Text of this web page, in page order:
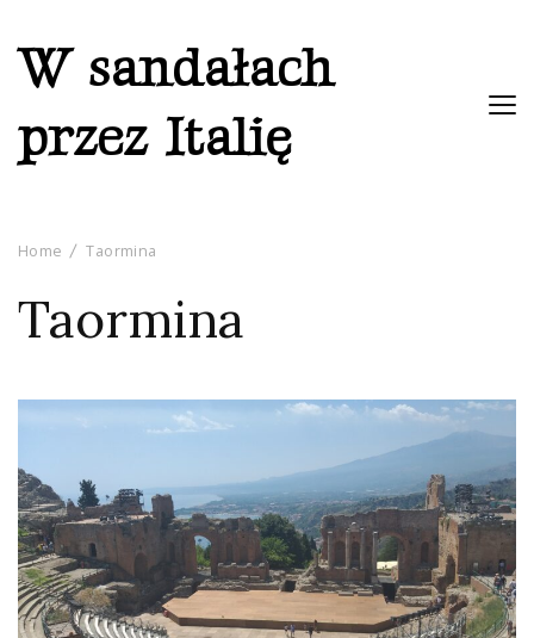
W sandałach
przez Italię
Home Taormina
Taormina